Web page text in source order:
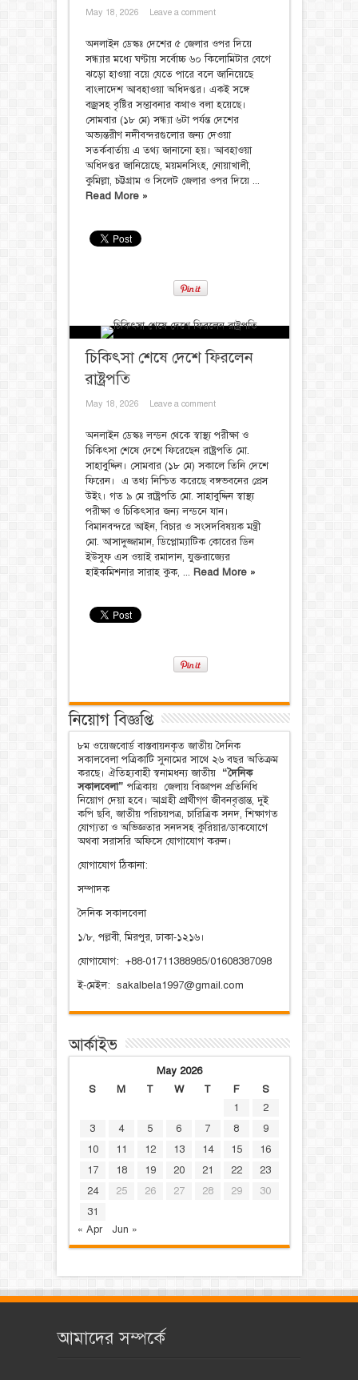
May 18, 2026 Leave a comment
অনলাইন ডেস্কঃ দেশের ৫ জেলার ওপর দিয়ে
সন্ধ্যার মধ্যে ঘণ্টায় সর্বোচ্চ ৬০ কিলোমিটার বেগে
ঝড়ো হাওয়া বয়ে যেতে পারে বলে জানিয়েছে
বাংলাদেশ আবহাওয়া অধিদপ্তর। একই সঙ্গে
বজ্রসহ বৃষ্টির সম্ভাবনার কথাও বলা হয়েছে।
সোমবার (১৮ মে) সন্ধ্যা ৬টা পর্যন্ত দেশের
অভ্যন্তরীণ নদীবন্দরগুলোর জন্য দেওয়া
সতর্কবার্তায় এ তথ্য জানানো হয়। আবহাওয়া
অধিদপ্তর জানিয়েছে, ময়মনসিংহ, নোয়াখালী,
কুমিল্লা, চট্টগ্রাম ও সিলেট জেলার ওপর দিয়ে ...
Read More »
চিকিৎসা শেষে দেশে ফিরলেন
রাষ্ট্রপতি
May 18, 2026 Leave a comment
অনলাইন ডেস্কঃ লন্ডন থেকে স্বাস্থ্য পরীক্ষা ও
চিকিৎসা শেষে দেশে ফিরেছেন রাষ্ট্রপতি মো.
সাহাবুদ্দিন। সোমবার (১৮ মে) সকালে তিনি দেশে
ফিরেন। এ তথ্য নিশ্চিত করেছে বঙ্গভবনের প্রেস
উইং। গত ৯ মে রাষ্ট্রপতি মো. সাহাবুদ্দিন স্বাস্থ্য
পরীক্ষা ও চিকিৎসার জন্য লন্ডনে যান।
বিমানবন্দরে আইন, বিচার ও সংসদবিষয়ক মন্ত্রী
মো. আসাদুজ্জামান, ডিপ্লোম্যাটিক কোরের ডিন
ইউসুফ এস ওয়াই রমাদান, যুক্তরাজ্যের
হাইকমিশনার সারাহ কুক, ... Read More »
নিয়োগ বিজ্ঞপ্তি
৮ম ওয়েজবোর্ড বাস্তবায়নকৃত জাতীয় দৈনিক
সকালবেলা পত্রিকাটি সুনামের সাথে ২৬ বছর অতিক্রম
করছে। ঐতিহ্যবাহী স্বনামধন্য জাতীয় “দৈনিক
সকালবেলা” পত্রিকায় জেলায় বিজ্ঞাপন প্রতিনিধি
নিয়োগ দেয়া হবে। আগ্রহী প্রার্থীগণ জীবনবৃত্তান্ত, দুই
কপি ছবি, জাতীয় পরিচয়পত্র, চারিত্রিক সনদ, শিক্ষাগত
যোগ্যতা ও অভিজ্ঞতার সনদসহ কুরিয়ার/ডাকযোগে
অথবা সরাসরি অফিসে যোগাযোগ করুন।
যোগাযোগ ঠিকানা:
সম্পাদক
দৈনিক সকালবেলা
১/৮, পল্লবী, মিরপুর, ঢাকা-১২১৬।
যোগাযোগ: +88-01711388985/01608387098
ই-মেইল: sakalbela1997@gmail.com
আর্কাইভ
May 2026
S
M T W T F
S
1
2
3
4 5 6 7 8
9
10
11 12 13 14 15
16
17
18 19 20 21 22
23
24
25 26 27 28 29
30
31
« Apr
Jun »
আমাদের সম্পর্কে